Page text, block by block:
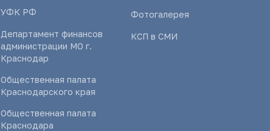
УФК РФ
Департамент финансов
администрации МО г.
Краснодар
Общественная палата
Краснодарского края
Общественная палата
Краснодара
Фотогалерея
КСП в СМИ